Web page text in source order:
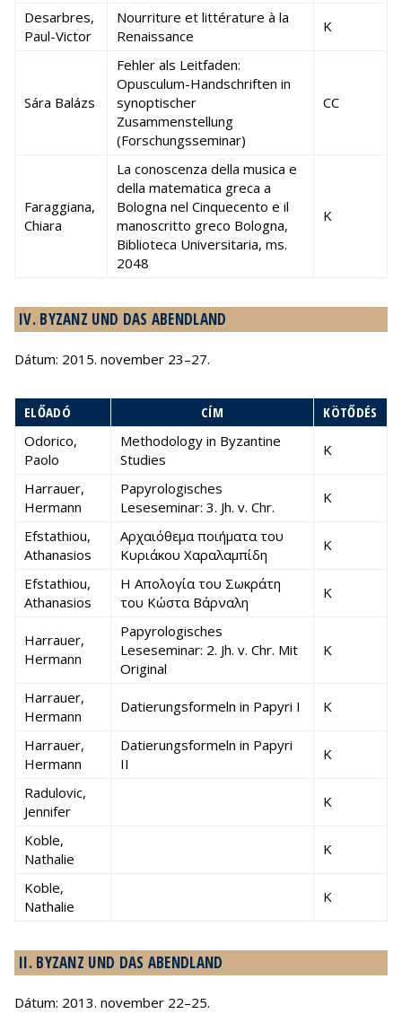
Desarbres,
Paul-Victor
Nourriture et littérature à la
Renaissance
K
Sára Balázs
Fehler als Leitfaden:
Opusculum-Handschriften in
synoptischer
Zusammenstellung
(Forschungsseminar)
CC
Faraggiana,
Chiara
La conoscenza della musica e
della matematica greca a
Bologna nel Cinquecento e il
manoscritto greco Bologna,
Biblioteca Universitaria, ms.
2048
K
IV. BYZANZ UND DAS ABENDLAND
Dátum: 2015. november 23–27.
ELŐADÓ CÍM
KÖTŐDÉS
Odorico,
Paolo
Methodology in Byzantine
Studies
K
Harrauer,
Hermann
Papyrologisches
Leseseminar: 3. Jh. v. Chr.
K
Efstathiou,
Athanasios
Αρχαιόθεμα ποιήματα του
Κυριάκου Χαραλαμπίδη
K
Efstathiou,
Athanasios
Η Απολογία του Σωκράτη
του Κώστα Βάρναλη
K
Harrauer,
Hermann
Papyrologisches
Leseseminar: 2. Jh. v. Chr. Mit
Original
K
Harrauer,
Hermann
Datierungsformeln in Papyri I K
Harrauer,
Hermann
Datierungsformeln in Papyri
II
K
Radulovic,
Jennifer
K
Koble,
Nathalie
K
Koble,
Nathalie
K
II. BYZANZ UND DAS ABENDLAND
Dátum: 2013. november 22–25.